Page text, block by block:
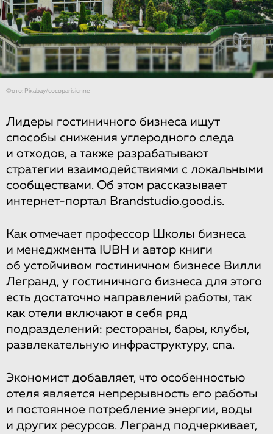
Фото: Рixabay/cocoparisienne
Лидеры гостиничного бизнеса ищут
способы снижения углеродного следа
и отходов, а также разрабатывают
стратегии взаимодействиями с локальными
сообществами. Об этом рассказывает
интернет-портал Brandstudio.good.is.
Как отмечает профессор Школы бизнеса
и менеджмента IUBH и автор книги
об устойчивом гостиничном бизнесе Вилли
Легранд, у гостиничного бизнеса для этого
есть достаточно направлений работы, так
как отели включают в себя ряд
подразделений: рестораны, бары, клубы,
развлекательную инфраструктуру, спа.
Экономист добавляет, что особенностью
отеля является непрерывность его работы
и постоянное потребление энергии, воды
и других ресурсов. Легранд подчеркивает,